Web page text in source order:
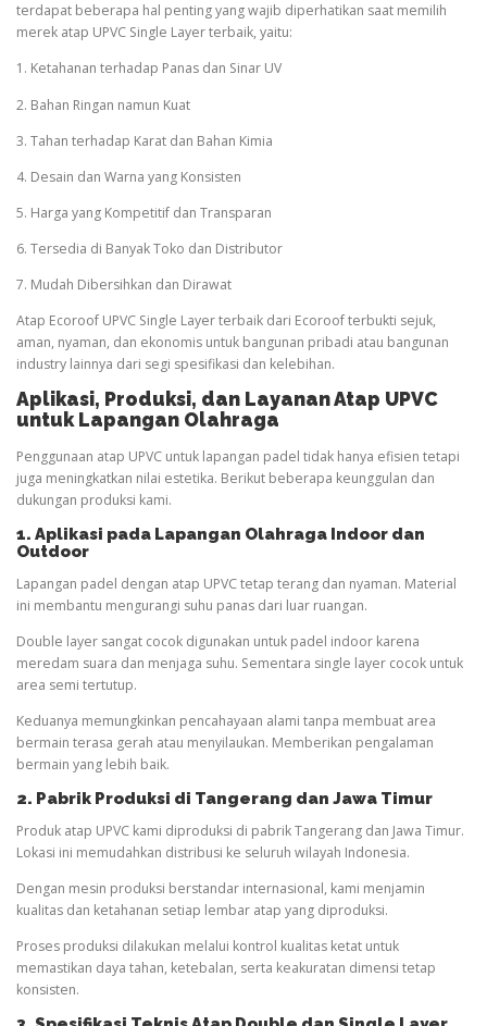
terdapat beberapa hal penting yang wajib diperhatikan saat memilih
merek atap UPVC Single Layer terbaik, yaitu:
1. Ketahanan terhadap Panas dan Sinar UV
2. Bahan Ringan namun Kuat
3. Tahan terhadap Karat dan Bahan Kimia
4. Desain dan Warna yang Konsisten
5. Harga yang Kompetitif dan Transparan
6. Tersedia di Banyak Toko dan Distributor
7. Mudah Dibersihkan dan Dirawat
Atap Ecoroof UPVC Single Layer terbaik dari Ecoroof terbukti sejuk,
aman, nyaman, dan ekonomis untuk bangunan pribadi atau bangunan
industry lainnya dari segi spesifikasi dan kelebihan.
Aplikasi, Produksi, dan Layanan Atap UPVC
untuk Lapangan Olahraga
Penggunaan atap UPVC untuk lapangan padel tidak hanya efisien tetapi
juga meningkatkan nilai estetika. Berikut beberapa keunggulan dan
dukungan produksi kami.
1. Aplikasi pada Lapangan Olahraga Indoor dan
Outdoor
Lapangan padel dengan atap UPVC tetap terang dan nyaman. Material
ini membantu mengurangi suhu panas dari luar ruangan.
Double layer sangat cocok digunakan untuk padel indoor karena
meredam suara dan menjaga suhu. Sementara single layer cocok untuk
area semi tertutup.
Keduanya memungkinkan pencahayaan alami tanpa membuat area
bermain terasa gerah atau menyilaukan. Memberikan pengalaman
bermain yang lebih baik.
2. Pabrik Produksi di Tangerang dan Jawa Timur
Produk atap UPVC kami diproduksi di pabrik Tangerang dan Jawa Timur.
Lokasi ini memudahkan distribusi ke seluruh wilayah Indonesia.
Dengan mesin produksi berstandar internasional, kami menjamin
kualitas dan ketahanan setiap lembar atap yang diproduksi.
Proses produksi dilakukan melalui kontrol kualitas ketat untuk
memastikan daya tahan, ketebalan, serta keakuratan dimensi tetap
konsisten.